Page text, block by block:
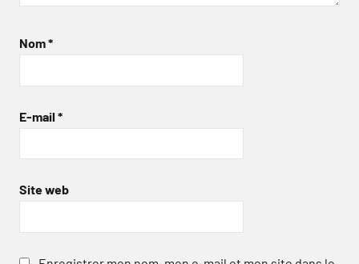
Nom*
E-mail *
Site web